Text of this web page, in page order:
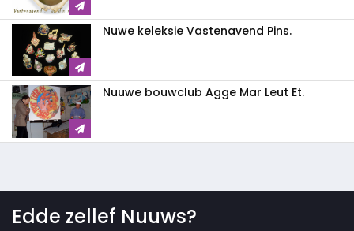
Nuwe keleksie Vastenavend Pins.
Nuuwe bouwclub Agge Mar Leut Et.
Edde zellef Nuuws?